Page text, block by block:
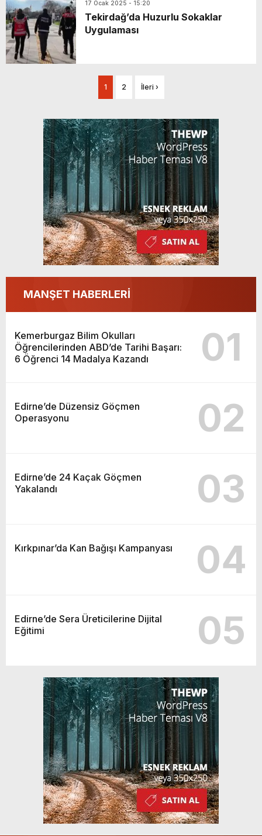
17 Ocak 2025 - 15:20
Tekirdağ’da Huzurlu Sokaklar
Uygulaması
1 2 İleri ›
MANŞET HABERLERİ
Kemerburgaz Bilim Okulları
Öğrencilerinden ABD’de Tarihi Başarı:
6 Öğrenci 14 Madalya Kazandı
01
Edirne’de Düzensiz Göçmen
Operasyonu
02
Edirne’de 24 Kaçak Göçmen
Yakalandı
03
Kırkpınar’da Kan Bağışı Kampanyası 04
Edirne’de Sera Üreticilerine Dijital
Eğitimi
05